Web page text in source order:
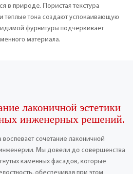
в природе. Пористая текстура
теплые тона создают успокаивающую
фурнитуры подчеркивает
материала.
лаконичной эстетики
инженерных решений.
сочетание лаконичной
Мы довели до совершенства
каменных фасадов, которые